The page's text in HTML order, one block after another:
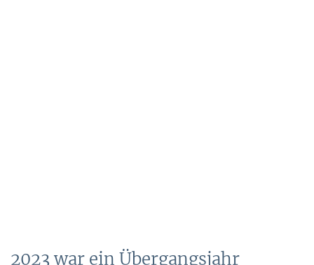
2023 war ein Übergangsjahr